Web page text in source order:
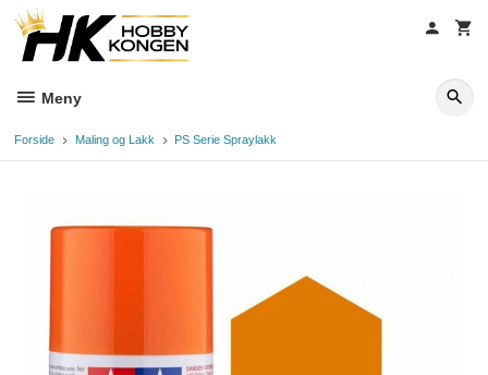
innholdet
Meny
Forside Maling og Lakk PS Serie Spraylakk